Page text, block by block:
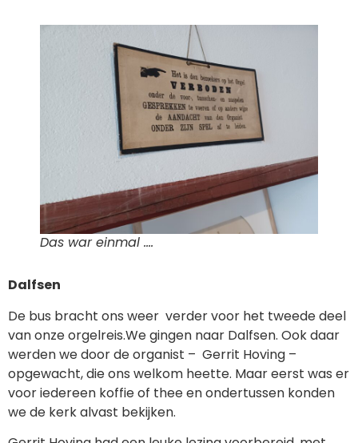
Das war einmal ….
Dalfsen
De bus bracht ons weer verder voor het tweede deel
van onze orgelreis.We gingen naar Dalfsen. Ook daar
werden we door de organist – Gerrit Hoving –
opgewacht, die ons welkom heette. Maar eerst was er
voor iedereen koffie of thee en ondertussen konden
we de kerk alvast bekijken.